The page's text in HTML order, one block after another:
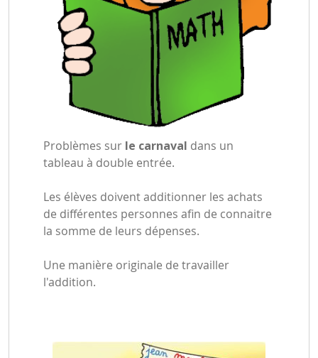
Problèmes sur le carnaval dans un
tableau à double entrée.
Les élèves doivent additionner les achats
de différentes personnes afin de connaitre
la somme de leurs dépenses.
Une manière originale de travailler
l'addition.